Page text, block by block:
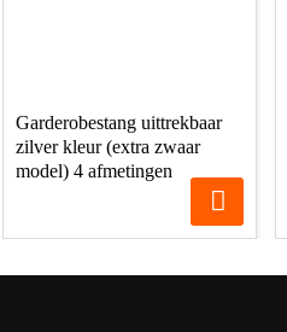
Garderobestang uittrekbaar
zilver kleur (extra zwaar
model) 4 afmetingen